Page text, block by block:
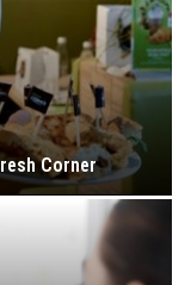
Corner